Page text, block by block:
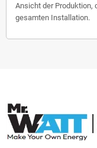
Ansicht der Produktion,
gesamten Installation.